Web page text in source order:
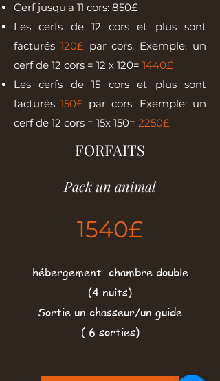
Cerf jusqu'a 11 cors: 850£
Les cerfs de 12 cors et plus sont
facturés 120£par cors. Exemple: un
cerf de 12 cors = 12 x 120= 1440£
Les cerfs de 15 cors et plus sont
facturés 150£ par cors. Exemple: un
cerf de 12 cors = 15x 150= 2250£
FORFAITS
Pack un animal
1540£
hébergement chambre double
(4 nuits)
Sortie un chasseur/un guide
( 6 sorties)